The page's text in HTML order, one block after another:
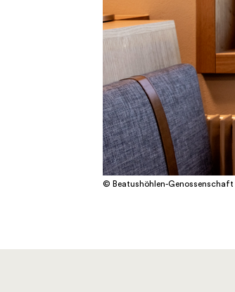
© Beatushöhlen-Genossenschaft